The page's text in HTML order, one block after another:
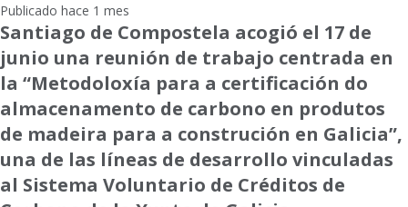
Publicado hace 1 mes
Santiago de Compostela acogió el 17 de
junio una reunión de trabajo centrada en
la “Metodoloxía para a certificación do
almacenamento de carbono en produtos
de madeira para a construción en Galicia”,
una de las líneas de desarrollo vinculadas
al Sistema Voluntario de Créditos de